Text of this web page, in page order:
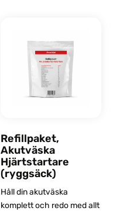
Refillpaket,
Akutväska
Hjärtstartare
(ryggsäck)
Håll din akutväska
komplett och redo med allt